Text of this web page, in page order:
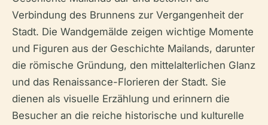
Verbindung des Brunnens zur Vergangenheit der
Stadt. Die Wandgemälde zeigen wichtige Momente
und Figuren aus der Geschichte Mailands, darunter
die römische Gründung, den mittelalterlichen Glanz
und das Renaissance-Florieren der Stadt. Sie
dienen als visuelle Erzählung und erinnern die
Besucher an die reiche historische und kulturelle